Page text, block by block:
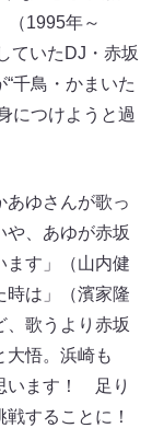
（1995年～
ていたDJ・赤坂
千鳥・かまいた
につけようと過
あゆさんが歌っ
や、あゆが赤坂
ます」（山内健
時は」（濱家隆
、歌うより赤坂
大悟。浜崎も
います！ 足り
することに！